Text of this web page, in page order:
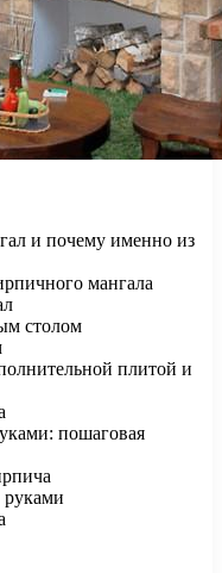
и почему именно из
мангала
столом
плитой и
пошаговая
руками